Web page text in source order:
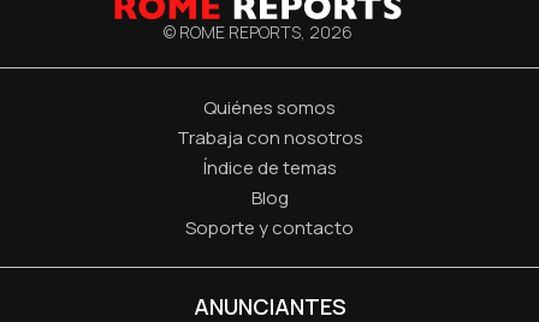
© ROME REPORTS, 2026
Quiénes somos
Trabaja con nosotros
Índice de temas
Blog
Soporte y contacto
ANUNCIANTES